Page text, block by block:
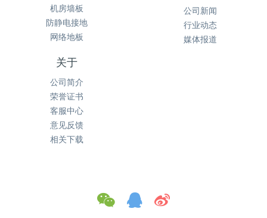
机房墙板
防静电接地
网络地板
公司新闻
行业动态
媒体报道
关于
公司简介
荣誉证书
客服中心
意见反馈
相关下载